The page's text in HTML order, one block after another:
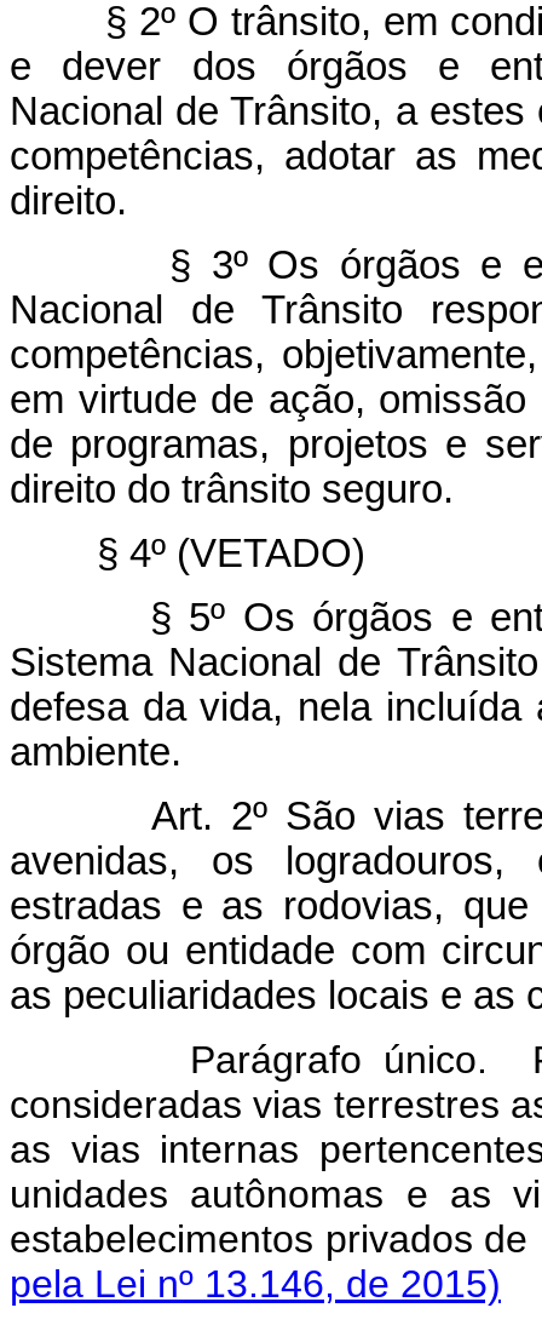
§ 2º O trânsito, em
e dever dos órgãos e
Nacional de Trânsito, a
competências, adotar as
direito.
§ 3º Os órgãos e
Nacional de Trânsito
competências,
em virtude de ação,
de programas, projetos e
direito do trânsito seguro.
§ 4º (VETADO)
§ 5º Os órgãos e
Sistema Nacional de
defesa da vida, nela
ambiente.
Art. 2º São vias
avenidas, os
estradas e as rodovias,
órgão ou entidade com
as peculiaridades locais e as
Parágrafo único.
consideradas vias terrestres
as vias internas
unidades autônomas e as
estabelecimentos privados
pela Lei nº 13.146, de 2015)